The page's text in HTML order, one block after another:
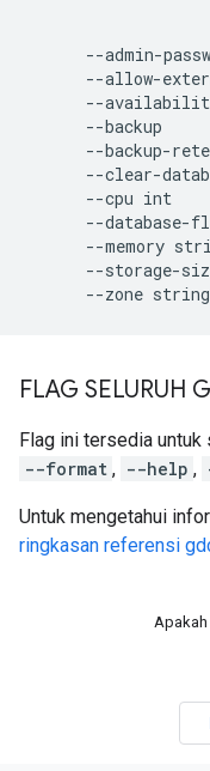
--admin-
--allow-
--
--backup
--backup-
--clear-
--cpu int
--database-
--memory
--storage-
FLAG SELURUH
Flag ini tersedia untuk
--format , --help ,
Untuk mengetahui
ringkasan referensi